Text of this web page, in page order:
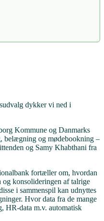
dykker vi ned i
Kommune og Danmarks
belægning og mødebookning –
og Samy Khabthani fra
fortæller om, hvordan
konsolideringen af talrige
i sammenspil kan udnyttes
Hvor data fra de mange
HR-data m.v. automatisk